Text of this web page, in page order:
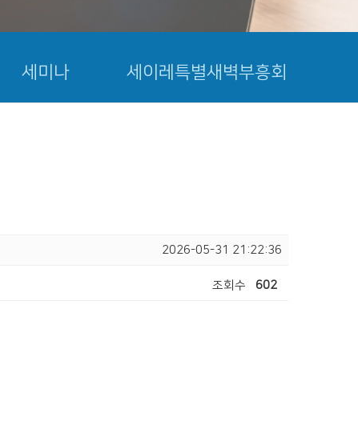
세미나 세이레특별새벽부흥회
2026-05-31 21:22:36
조회수 602